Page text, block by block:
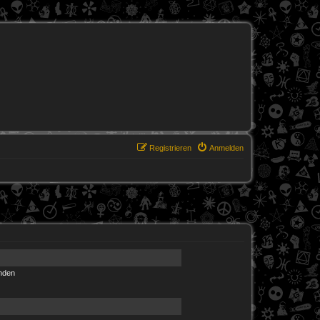
Anmelden
Registrieren